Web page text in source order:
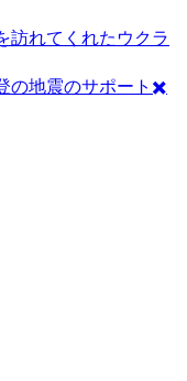
訪れてくれたウクラ
の地震のサポート✖️